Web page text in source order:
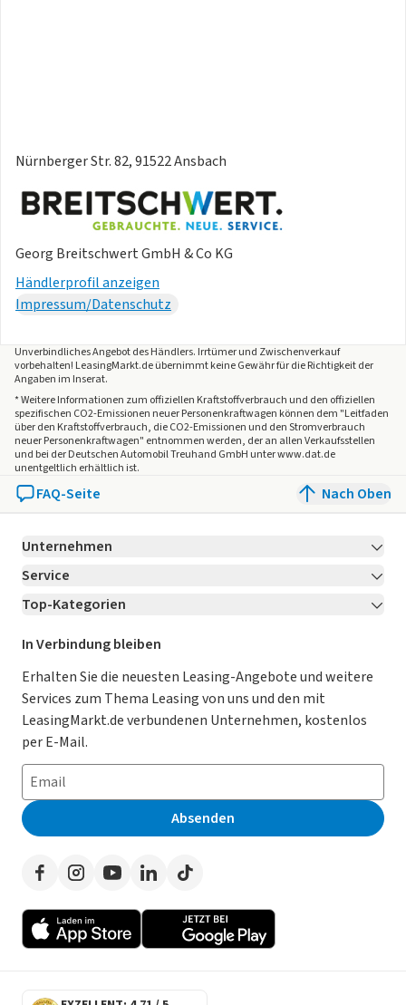
Nürnberger Str. 82, 91522 Ansbach
Georg Breitschwert GmbH & Co KG
Händlerprofil anzeigen
Impressum/Datenschutz
Unverbindliches Angebot desHändlers. Irrtümer und Zwischenverkauf
vorbehalten! LeasingMarkt.de übernimmt keine Gewähr für die Richtigkeit der
Angaben im Inserat.
* Weitere Informationen zum offiziellen Kraftstoffverbrauch und den offiziellen
spezifischen CO2-Emissionen neuer Personenkraftwagen können dem "Leitfaden
über den Kraftstoffverbrauch, die CO2-Emissionen und den Stromverbrauch
neuer Personenkraftwagen" entnommen werden, der an allen Verkaufsstellen
und bei der Deutschen Automobil Treuhand GmbH unter www.dat.de
unentgeltlich erhältlich ist.
FAQ-Seite Nach Oben
Unternehmen
Über LeasingMarkt.de
Karriere Jetzt bewerben!
Für Händler
Kooperation mit AutoScout24
AGB
Datenschutz
Impressum
Erklärung zur Barrierefreiheit
Presse
Service
Kontakt
Ratgeber
Magazin
Datenschutz-Einstellungen
So funktioniert’s
Häufig gestellte Fragen
Leasing-Lexikon
Auto-Tests
Werben auf LeasingMarkt.de
Top-Kategorien
Leasing Deals
Gebrauchtwagen Leasing
Leasing ohne Anzahlung
E-Auto Leasing
Privatleasing
Leasing-Vergleiche
Herstellerverzeichnis
Händlerverzeichnis
In Verbindung bleiben
Erhalten Sie die neuesten Leasing-Angebote und weitere
Services zum Thema Leasing von uns und den mit
LeasingMarkt.de verbundenen Unternehmen, kostenlos
per E-Mail.
Absenden